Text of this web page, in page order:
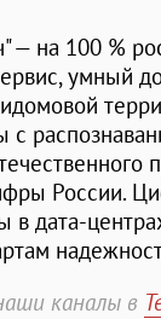
— на 100 %
умный
с
России.
в дата-
каналы в